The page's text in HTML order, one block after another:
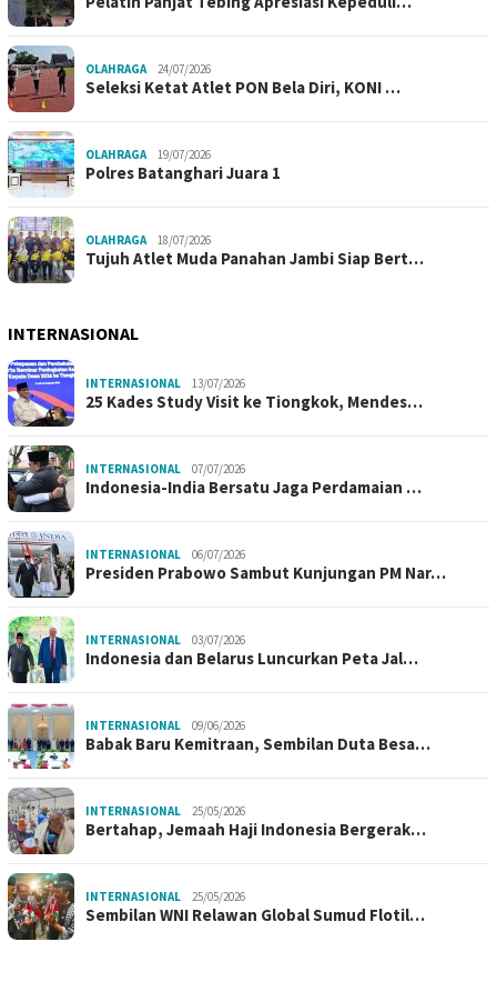
OLAHRAGA 24/07/2026
Seleksi Ketat Atlet PON Bela Diri, KONI …
OLAHRAGA 19/07/2026
Polres Batanghari Juara 1
OLAHRAGA 18/07/2026
Tujuh Atlet Muda Panahan Jambi Siap Bert…
INTERNASIONAL
INTERNASIONAL 13/07/2026
25 Kades Study Visit ke Tiongkok, Mendes…
INTERNASIONAL 07/07/2026
Indonesia-India Bersatu Jaga Perdamaian …
INTERNASIONAL 06/07/2026
Presiden Prabowo Sambut Kunjungan PM Nar…
INTERNASIONAL 03/07/2026
Indonesia dan Belarus Luncurkan Peta Jal…
INTERNASIONAL 09/06/2026
Babak Baru Kemitraan, Sembilan Duta Besa…
INTERNASIONAL 25/05/2026
Bertahap, Jemaah Haji Indonesia Bergerak…
INTERNASIONAL 25/05/2026
Sembilan WNI Relawan Global Sumud Flotil…